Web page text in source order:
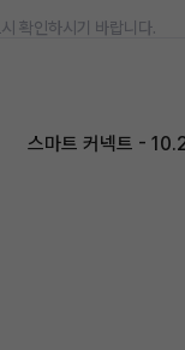
확인하시기 바랍니다.
스마트 커넥트 -